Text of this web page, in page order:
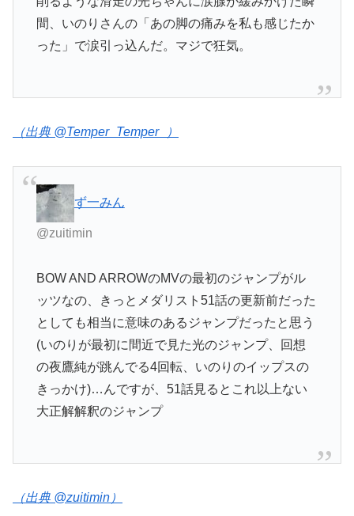
間、いのりさんの「あの脚の痛みを私も感じたか
った」で涙引っ込んだ。マジで狂気。
（出典 @Temper_Temper_）
ず一みん
@zuitimin
BOW AND ARROWのMVの最初のジャンプがル
ッツなの、きっとメダリスト51話の更新前だった
としても相当に意味のあるジャンプだったと思う
(いのりが最初に間近で見た光のジャンプ、回想
の夜鷹純が跳んでる4回転、いのりのイップスの
きっかけ)…んですが、51話見るとこれ以上ない
大正解解釈のジャンプ
（出典 @zuitimin）